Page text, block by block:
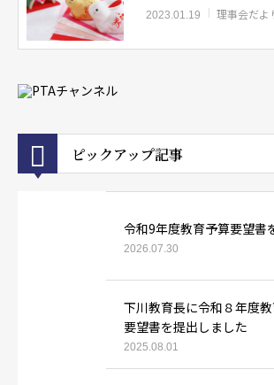
2023.01.19 理事会だよ
ピックアップ記事
令和9年度教育予算要望書
2026.07.30
下川教育長に令和８年度
要望書を提出しました
2025.08.01